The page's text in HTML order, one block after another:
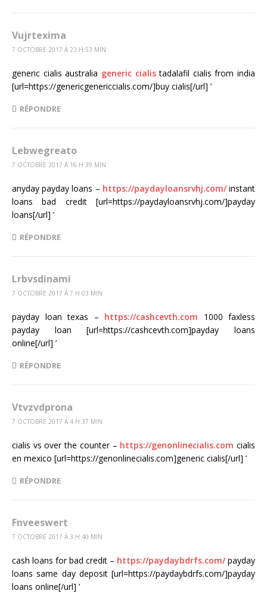
Vujrtexima
7 OCTOBRE 2017 Á 23 H 53 MIN
generic cialis australia generic cialistadalafil cialis from india
[url=https://genericgenericcialis.com/]buy cialis[/url] ’
RÉPONDRE
Lebwegreato
7 OCTOBRE 2017 Á 16 H 39 MIN
anyday payday loans – https://paydayloansrvhj.com/instant
loans bad credit [url=https://paydayloansrvhj.com/]payday
loans[/url] ’
RÉPONDRE
Lrbvsdinami
7 OCTOBRE 2017 Á 7 H 03 MIN
payday loan texas – https://cashcevth.com 1000 faxless
payday loan [url=https://cashcevth.com]payday loans
online[/url] ’
RÉPONDRE
Vtvzvdprona
7 OCTOBRE 2017 Á 4 H 37 MIN
cialis vs over the counter – https://genonlinecialis.com cialis
en mexico [url=https://genonlinecialis.com]generic cialis[/url] ’
RÉPONDRE
Fnveeswert
7 OCTOBRE 2017 Á 3 H 40 MIN
cash loans for bad credit – https://paydaybdrfs.com/payday
loans same day deposit [url=https://paydaybdrfs.com/]payday
loans online[/url] ’